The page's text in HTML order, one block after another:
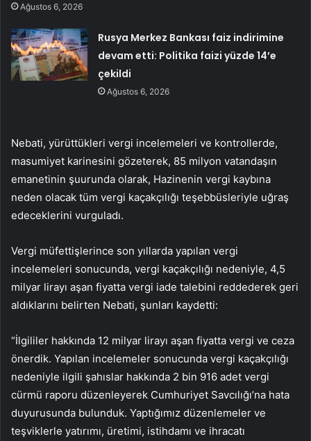
Ağustos 6, 2026
Rusya Merkez Bankası faiz indirimine
devam etti: Politika faizi yüzde 14’e
çekildi
Ağustos 6, 2026
Nebati, yürüttükleri vergi incelemeleri ve kontrollerde,
masumiyet karinesini gözeterek, 85 milyon vatandaşın
emanetinin şuurunda olarak, Hazinenin vergi kaybına
neden olacak tüm vergi kaçakçılığı teşebbüsleriyle uğraş
edeceklerini vurguladı.
Vergi müfettişlerince son yıllarda yapılan vergi
incelemeleri sonucunda, vergi kaçakçılığı nedeniyle, 4,5
milyar lirayı aşan fiyatta vergi iade talebini reddederek geri
aldıklarını belirten Nebati, şunları kaydetti:
“İlgililer hakkında 12 milyar lirayı aşan fiyatta vergi ve ceza
önerdik. Yapılan incelemeler sonucunda vergi kaçakçılığı
nedeniyle ilgili şahıslar hakkında 2 bin 916 adet vergi
cürmü raporu düzenleyerek Cumhuriyet Savcılığı’na hata
duyurusunda bulunduk. Yaptığımız düzenlemeler ve
teşviklerle yatırımı, üretimi, istihdamı ve ihracatı